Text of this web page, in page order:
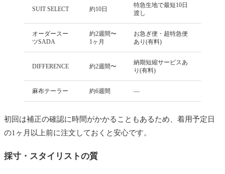
SUIT SELECT 約10日
特急生地で最短10日
渡し
オーダースー
ツSADA
約2週間〜
1ヶ月
お急ぎ便・超特急便
あり(有料)
DIFFERENCE 約2週間〜
納期短縮サービスあ
り(有料)
麻布テーラー 約6週間 —
初回は補正の確認に時間がかかることもあるため、着用予定日
の1ヶ月以上前に注文しておくと安心です。
採寸・スタイリストの質